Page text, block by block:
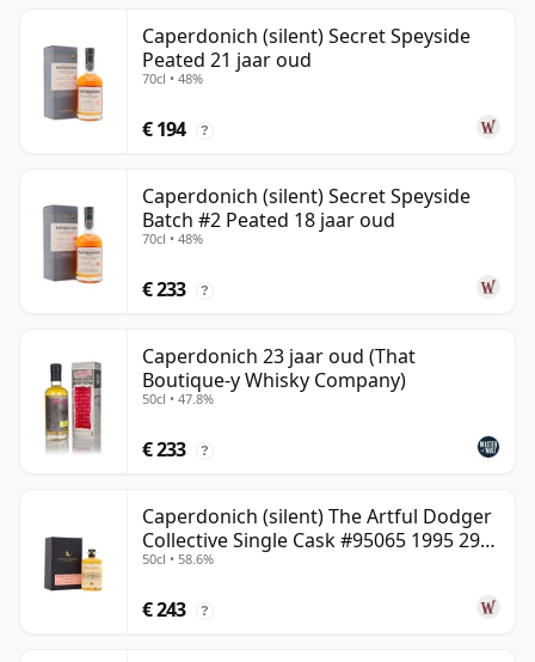
Caperdonich (silent) Secret Speyside
Peated 21 jaar oud
70cl • 48%
€ 194 ?
Caperdonich (silent) Secret Speyside
Batch #2 Peated 18 jaar oud
70cl • 48%
€ 233 ?
Caperdonich 23 jaar oud (That
Boutique-y Whisky Company)
50cl • 47.8%
€ 233 ?
Caperdonich (silent) The Artful Dodger
Collective Single Cask #95065 1995 29
jaar oud
50cl • 58.6%
€ 243 ?